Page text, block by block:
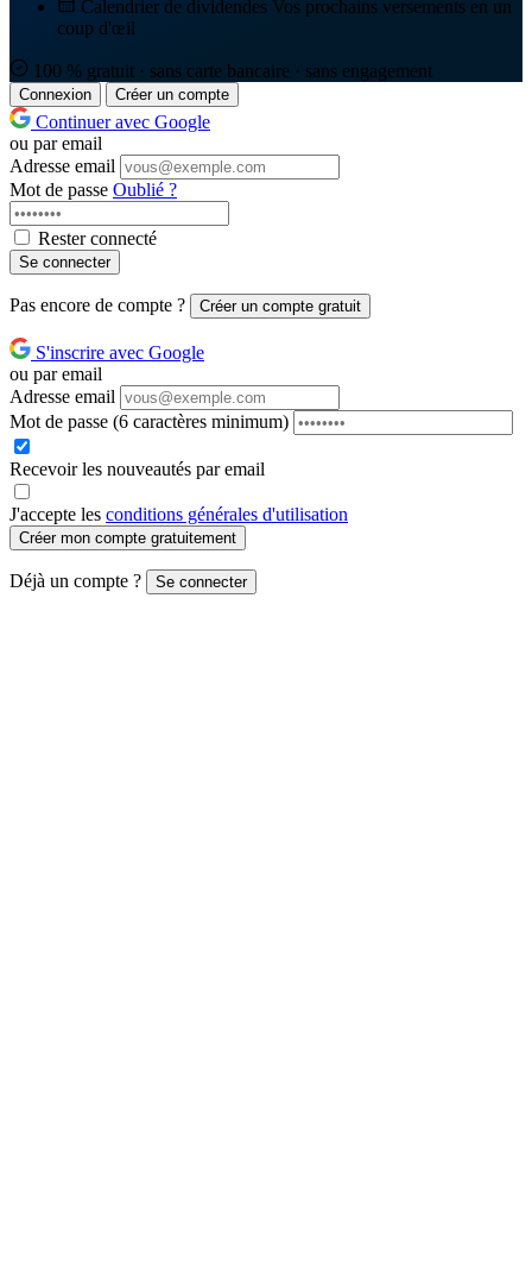
Calendrier de dividendes Vos prochains versements en un
coup d'œil
100 % gratuit · sans carte bancaire · sans engagement
Connexion Créer un compte
Continuer avec Google
ou par email
Adresse email
Mot de passe Oublié ?
Rester connecté
Se connecter
Pas encore de compte ? Créer un compte gratuit
S'inscrire avec Google
ou par email
Adresse email
Mot de passe (6 caractères minimum)
Recevoir les nouveautés par email
J'accepte les conditions générales d'utilisation
Créer mon compte gratuitement
Déjà un compte ? Se connecter